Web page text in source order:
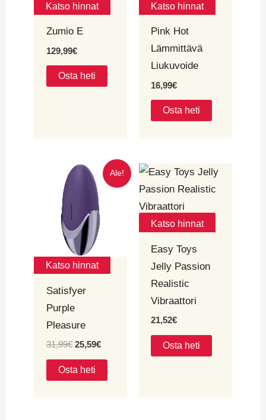
Katso hinnat
Zumio E
129,99€
Osta heti
Katso hinnat
Pink Hot
Lämmittävä
Liukuvoide
16,99€
Osta heti
Ale!
Katso hinnat
Satisfyer
Purple
Pleasure
31,99€
Alkuperäinen
hinta
25,59€
Nykyinen
hinta
on:
Osta heti
Katso hinnat
Easy Toys
Jelly Passion
Realistic
Vibraattori
21,52€
Osta heti